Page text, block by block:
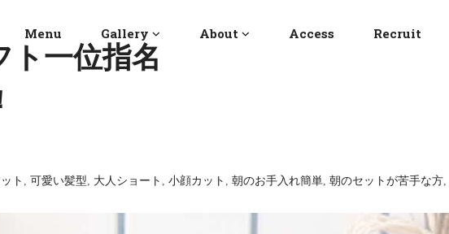
Menu Gallery About Access Recruit
一位指名
ト , 可愛い髪型, 大人ショート , 小顔カット , 朝のお手入れ簡単, 朝のセットが苦手な方,